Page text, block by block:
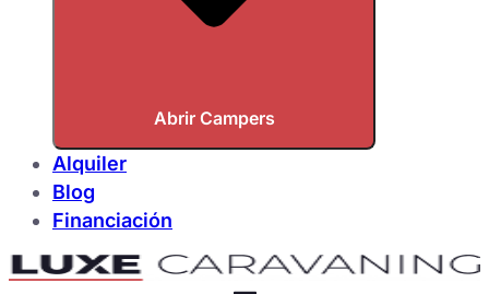
Abrir Campers
Alquiler
Blog
Financiación